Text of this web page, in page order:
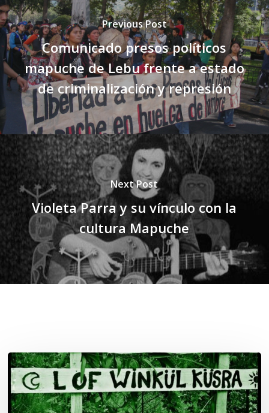
Previous Post
Comunicado presos políticos
mapuche de Lebu frente a estado
de criminalización y represión
Next Post
Violeta Parra y su vínculo con la
cultura Mapuche
Lof
Winkül
Küsra